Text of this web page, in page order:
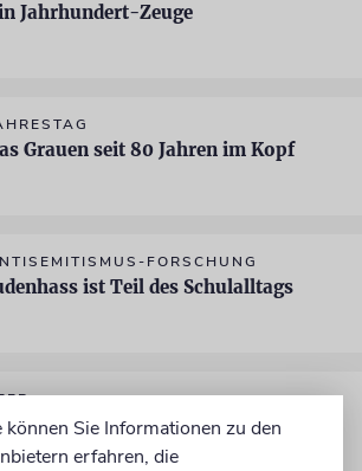
Jahrhundert-Zeuge
Grauen seit 80 Jahren im Kopf
FORSCHUNG
ist Teil des Schulalltags
Holocaust-Überlebende Weinberg
Ehrenbürger von Leer
Sie Informationen zu den
erfahren, die